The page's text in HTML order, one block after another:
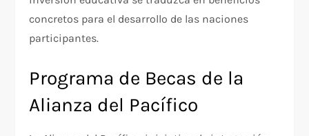
concretos para el desarrollo de las naciones
participantes.
Programa de Becas de la
Alianza del Pacífico